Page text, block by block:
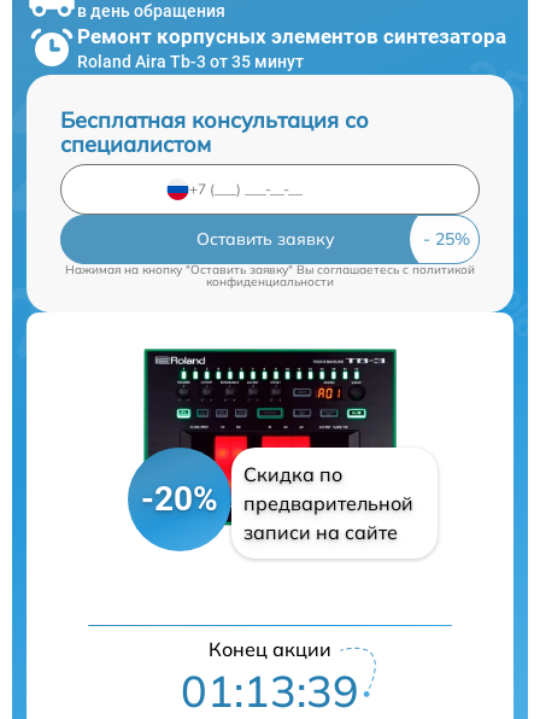
в день обращения
Ремонт корпусных элементов синтезатора
Roland Aira Tb-3 от 35 минут
Бесплатная консультация со
специалистом
Оставить заявку
Нажимая на кнопку "Оставить заявку" Вы соглашаетесь cполитикой
конфиденциальности
-20%
Скидка по
предварительной
записи на сайте
Конец акции
01:13:38